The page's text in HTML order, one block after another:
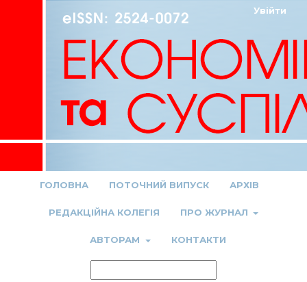
ГОЛОВНА ПОТОЧНИЙ ВИПУСК АРХІВ
РЕДАКЦІЙНА КОЛЕГІЯ ПРО ЖУРНАЛ
АВТОРАМ КОНТАКТИ
Увійти